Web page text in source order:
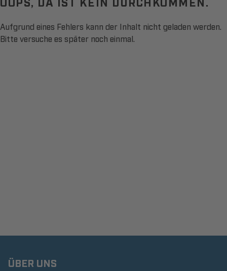
Aufgrund eines Fehlers kann der Inhalt nicht geladen werden.
Bitte versuche es später noch einmal.
ÜBER UNS